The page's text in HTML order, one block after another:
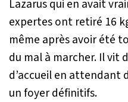
Lazarus qui en avait
expertes ont retiré 16
même après avoir été
du mal à marcher. Il vit
d’accueil en attendant
un foyer définitifs.